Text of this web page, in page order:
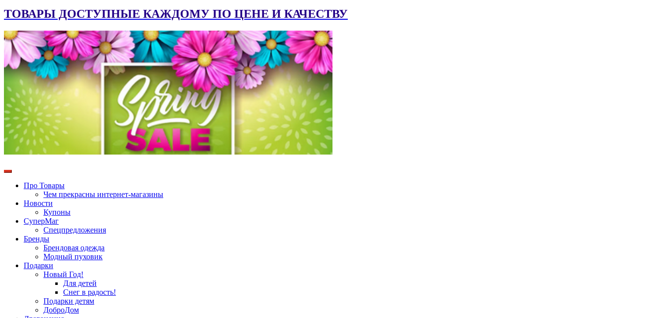
ТОВАРЫ ДОСТУПНЫЕ КАЖДОМУ ПО ЦЕНЕ И КАЧЕСТВУ
Про Товары
Чем прекрасны интернет-магазины
Новости
Купоны
СуперМаг
Спецпредложения
Бренды
Брендовая одежда
Модный пуховик
Подарки
Новый Год!
Для детей
Снег в радость!
Подарки детям
ДоброДом